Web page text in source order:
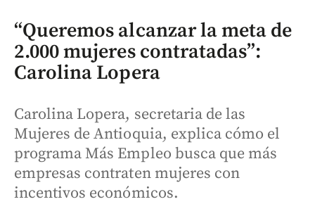
“Queremos alcanzar la meta de
2.000 mujeres contratadas”:
Carolina Lopera
Carolina Lopera, secretaria de las
Mujeres de Antioquia, explica cómo el
programa Más Empleo busca que más
empresas contraten mujeres con
incentivos económicos.